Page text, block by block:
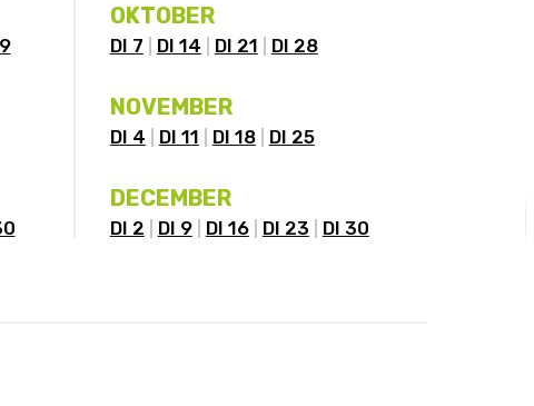
OKTOBER
DI 7 DI 14 DI 21 DI 28
NOVEMBER
DI 4 DI 11 DI 18 DI 25
DECEMBER
DI 2 DI 9 DI 16 DI 23 DI 30